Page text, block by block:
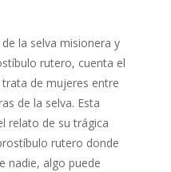
la selva misionera y
rutero, cuenta el
de mujeres entre
de la selva. Esta
relato de su trágica
rutero donde
nadie, algo puede